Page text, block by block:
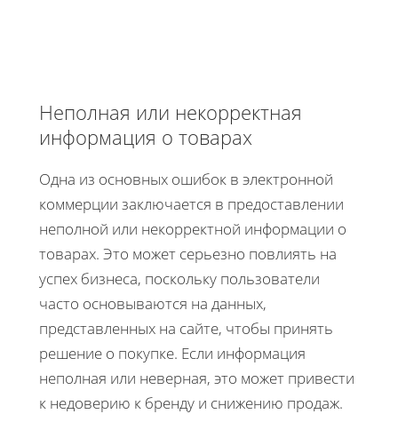
Неполная или некорректная
информация о товарах
Одна из основных ошибок в электронной
коммерции заключается в предоставлении
неполной или некорректной информации о
товарах. Это может серьезно повлиять на
успех бизнеса, поскольку пользователи
часто основываются на данных,
представленных на сайте, чтобы принять
решение о покупке. Если информация
неполная или неверная, это может привести
к недоверию к бренду и снижению продаж.